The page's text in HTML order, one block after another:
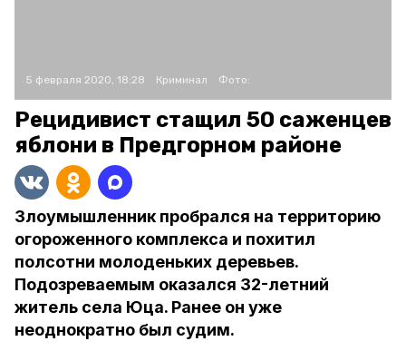
5 февраля 2020, 18:28 Криминал Фото:
Рецидивист стащил 50 саженцев
яблони в Предгорном районе
Злоумышленник пробрался на территорию
огороженного комплекса и похитил
полсотни молоденьких деревьев.
Подозреваемым оказался 32-летний
житель села Юца. Ранее он уже
неоднократно был судим.